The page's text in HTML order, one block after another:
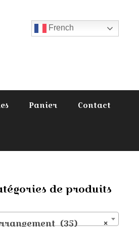
French
Panier Contact
de produits
×
(35)